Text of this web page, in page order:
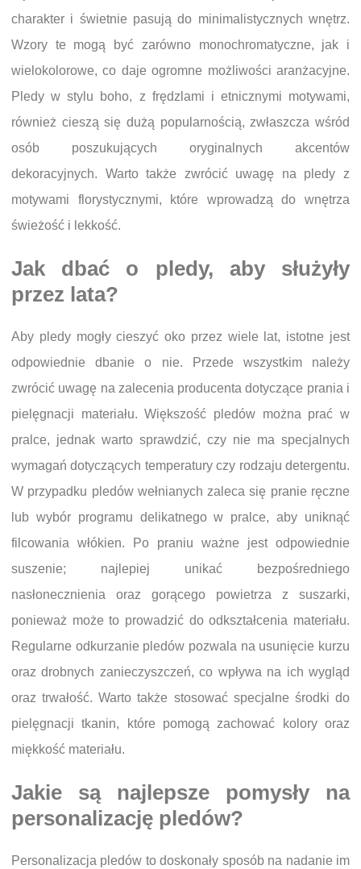
charakter i świetnie pasują do minimalistycznych wnętrz.
Wzory te mogą być zarówno monochromatyczne, jak i
wielokolorowe, co daje ogromne możliwości aranżacyjne.
Pledy w stylu boho, z frędzlami i etnicznymi motywami,
również cieszą się dużą popularnością, zwłaszcza wśród
osób poszukujących oryginalnych akcentów
dekoracyjnych. Warto także zwrócić uwagę na pledy z
motywami florystycznymi, które wprowadzą do wnętrza
świeżość i lekkość.
Jak dbać o pledy, aby służyły
przez lata?
Aby pledy mogły cieszyć oko przez wiele lat, istotne jest
odpowiednie dbanie o nie. Przede wszystkim należy
zwrócić uwagę na zalecenia producenta dotyczące prania i
pielęgnacji materiału. Większość pledów można prać w
pralce, jednak warto sprawdzić, czy nie ma specjalnych
wymagań dotyczących temperatury czy rodzaju detergentu.
W przypadku pledów wełnianych zaleca się pranie ręczne
lub wybór programu delikatnego w pralce, aby uniknąć
filcowania włókien. Po praniu ważne jest odpowiednie
suszenie; najlepiej unikać bezpośredniego
nasłonecznienia oraz gorącego powietrza z suszarki,
ponieważ może to prowadzić do odkształcenia materiału.
Regularne odkurzanie pledów pozwala na usunięcie kurzu
oraz drobnych zanieczyszczeń, co wpływa na ich wygląd
oraz trwałość. Warto także stosować specjalne środki do
pielęgnacji tkanin, które pomogą zachować kolory oraz
miękkość materiału.
Jakie są najlepsze pomysły na
personalizację pledów?
Personalizacja pledów to doskonały sposób na nadanie im